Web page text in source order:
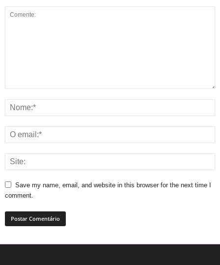
Save my name, email, and website in this browser for the next time I
comment.